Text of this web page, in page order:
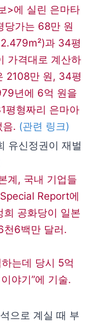
>에 실린 은마타
당가는 68만 원
과 34평
가격대로 계산하
2108만 원, 34평
년에 6억 원을
평형짜리 은마아
음. (관련 링크)
유신정권이 재벌
계, 국내 기업들
Report에
공화당이 일본
천6백만 달러.
는데 당시 5억
야기”에 기술.
으로 계실 때 부